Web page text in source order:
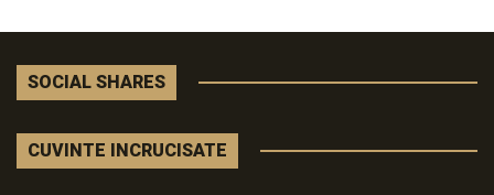
SOCIAL SHARES
CUVINTE INCRUCISATE